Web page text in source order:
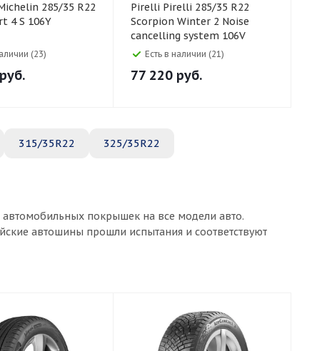
4 S 106Y
(23)
руб.
Pirelli Pirelli 285/35 R22
Scorpion Winter 2 Noise
cancelling system 106V
Есть в наличии (21)
77 220 руб.
315/35R22 325/35R22
покрышек на все модели авто.
автошины прошли испытания и соответствуют